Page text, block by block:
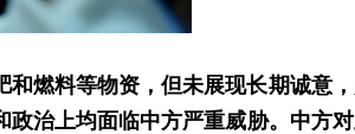
和燃料等物资，但未展现长期诚意
治上均面临中方严重威胁。中方